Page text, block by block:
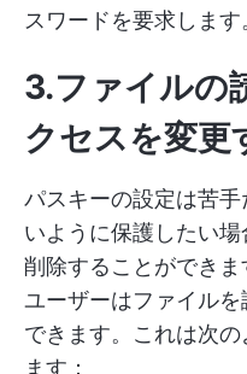
スワードを要求します
3.ファイルの
クセスを変更
パスキーの設定は苦
いように保護したい
削除することができ
ユーザーはファイル
できます。これは次
ます：